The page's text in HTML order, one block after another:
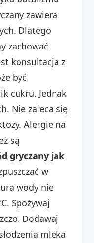
zawiera
Dlatego
zachować
konsultacja z
być
cukru. Jednak
Nie zaleca się
Alergie na
są
gryczany jak
w
wody nie
Spożywaj
Dodawaj
mleka